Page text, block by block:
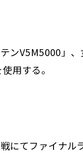
ンV5M5000」、
用する。
にてファイナル